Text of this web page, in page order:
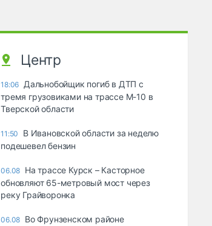
Центр
18:06 Дальнобойщик погиб в ДТП с
тремя грузовиками на трассе М-10 в
Тверской области
11:50
В Ивановской области за неделю
подешевел бензин
06.08 На трассе Курск – Касторное
обновляют 65-метровый мост через
реку Грайворонка
06.08 Во Фрунзенском районе